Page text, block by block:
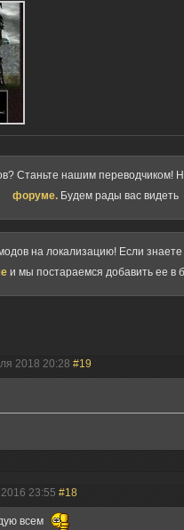
Станьте нашим переводчиком!
форуме. Будем рады вас видеть
на локализацию! Если
и мы постараемся добавить ее в
2018 20:28 #19
23:55 #18
всем